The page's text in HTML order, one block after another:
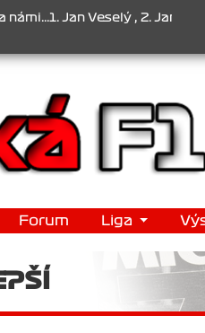
Jan Veselý , 2. Jan
Forum Liga